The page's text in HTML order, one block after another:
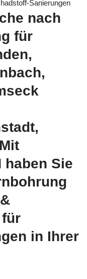
Sanierungen
nach
für
haben Sie
in Ihrer